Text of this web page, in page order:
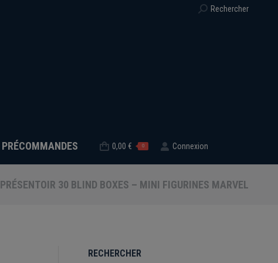
Recherche
Rechercher
PRÉCOMMANDES 0,00 € 0 Connexion
PRÉSENTOIR 30 BLIND BOXES – MINI FIGURINES MARVEL
RECHERCHER